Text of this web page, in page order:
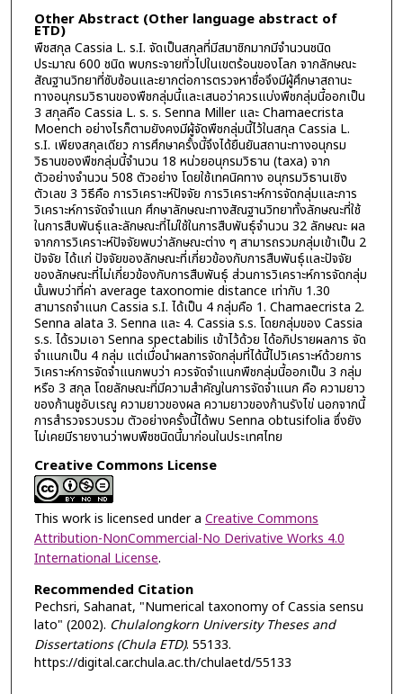
Other Abstract (Other language abstract of
ETD)
พืชสกุล Cassia L. s.I. จัดเป็นสกุลที่มีสมาชิกมากมีจำนวนชนิด
ประมาณ 600 ชนิด พบกระจายทั่วไปในเขตร้อนของโลก จากลักษณะ
สัณฐานวิทยาที่ซับซ้อนและยากต่อการตรวจหาชื่อจึงมีผู้ศึกษาสถานะ
ทางอนุกรมวิธานของพืชกลุ่มนี้และเสนอว่าควรแบ่งพืชกลุ่มนี้ออกเป็น
3 สกุลคือ Cassia L. s. s. Senna Miller และ Chamaecrista
Moench อย่างไรก็ตามยังคงมีผู้จัดพืชกลุ่มนี้ไว้ในสกุล Cassia L.
s.I. เพียงสกุลเดียว การศึกษาครั้งนี้จึงได้ยืนยันสถานะทางอนุกรม
วิธานของพืชกลุ่มนี้จำนวน 18 หน่วยอนุกรมวิธาน (taxa) จาก
ตัวอย่างจำนวน 508 ตัวอย่าง โดยใช้เทคนิคทาง อนุกรมวิธานเชิง
ตัวเลข 3 วิธีคือ การวิเคราะห์ปัจจัย การวิเคราะห์การจัดกลุ่มและการ
วิเคราะห์การจัดจำแนก ศึกษาลักษณะทางสัณฐานวิทยาทั้งลักษณะที่ใช้
ในการสืบพันธุ์และลักษณะที่ไม่ใช้ในการสืบพันธุ์จำนวน 32 ลักษณะ ผล
จากการวิเคราะห์ปัจจัยพบว่าลักษณะต่าง ๆ สามารถรวมกลุ่มเข้าเป็น 2
ปัจจัย ได้แก่ ปัจจัยของลักษณะที่เกี่ยวข้องกับการสืบพันธุ์และปัจจัย
ของลักษณะที่ไม่เกี่ยวข้องกับการสืบพันธุ์ ส่วนการวิเคราะห์การจัดกลุ่ม
นั้นพบว่าที่ค่า average taxonomie distance เท่ากับ 1.30
สามารถจำแนก Cassia s.I. ได้เป็น 4 กลุ่มคือ 1. Chamaecrista 2.
Senna alata 3. Senna และ 4. Cassia s.s. โดยกลุ่มของ Cassia
s.s. ได้รวมเอา Senna spectabilis เข้าไว้ด้วย ได้อภิปรายผลการ จัด
จำแนกเป็น 4 กลุ่ม แต่เมื่อนำผลการจัดกลุ่มที่ได้นี้ไปวิเคราะห์ด้วยการ
วิเคราะห์การจัดจำแนกพบว่า ควรจัดจำแนกพืชกลุ่มนี้ออกเป็น 3 กลุ่ม
หรือ 3 สกุล โดยลักษณะที่มีความสำคัญในการจัดจำแนก คือ ความยาว
ของก้านชูอับเรณู ความยาวของผล ความยาวของก้านรังไข่ นอกจากนี้
การสำรวจรวบรวม ตัวอย่างครั้งนี้ได้พบ Senna obtusifolia ซึ่งยัง
ไม่เคยมีรายงานว่าพบพืชชนิดนี้มาก่อนในประเทศไทย
Creative Commons License
This work is licensed under a Creative Commons
Attribution-NonCommercial-No Derivative Works 4.0
International License.
Recommended Citation
Pechsri, Sahanat, "Numerical taxonomy of Cassia sensu
lato" (2002). Chulalongkorn University Theses and
Dissertations (Chula ETD). 55133.
https://digital.car.chula.ac.th/chulaetd/55133